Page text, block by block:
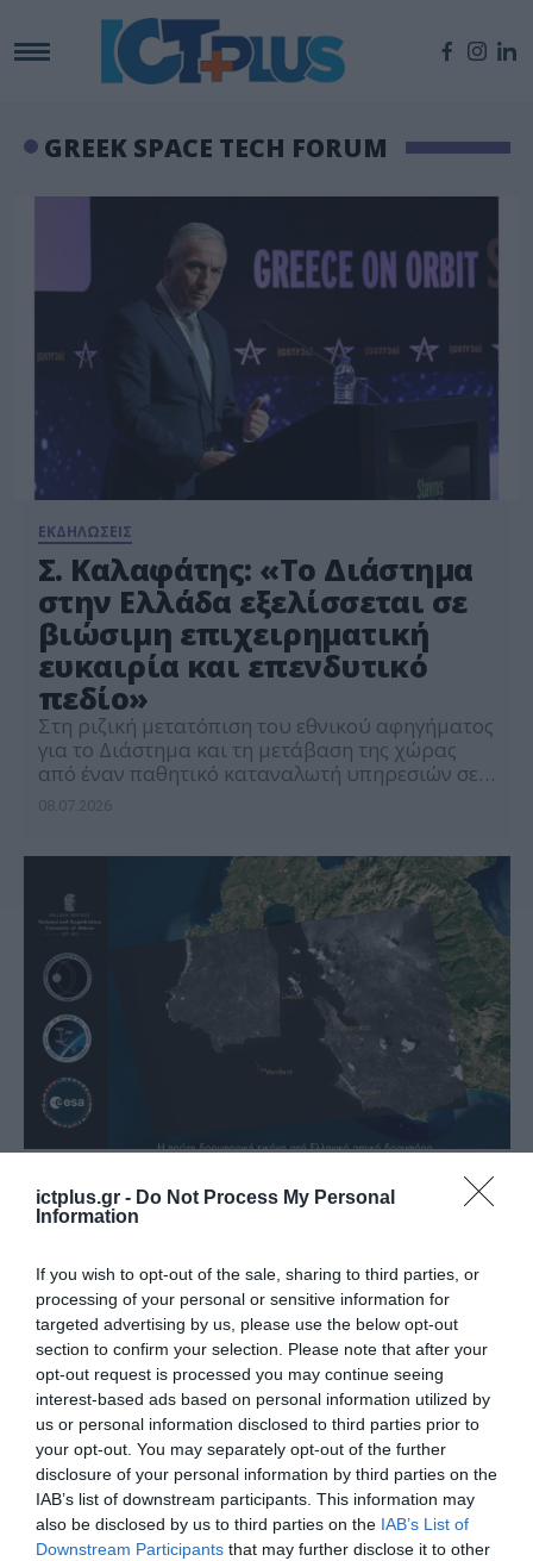
ictplus.gr - Do Not Process My Personal
Information
If you wish to opt-out of the sale, sharing to third parties, or
processing of your personal or sensitive information for
targeted advertising by us, please use the below opt-out
section to confirm your selection. Please note that after your
opt-out request is processed you may continue seeing
interest-based ads based on personal information utilized by
us or personal information disclosed to third parties prior to
your opt-out. You may separately opt-out of the further
disclosure of your personal information by third parties on the
IAB’s list of downstream participants. This information may
also be disclosed by us to third parties on the IAB’s List of
Downstream Participants that may further disclose it to other
GREEK SPACE TECH FORUM
ΕΚΔΗΛΩΣΕΙΣ
Σ. Καλαφάτης: «Το Διάστημα
στην Ελλάδα εξελίσσεται σε
βιώσιμη επιχειρηματική
ευκαιρία και επενδυτικό
πεδίο»
Στη ριζική μετατόπιση του εθνικού αφηγήματος
για το Διάστημα και τη μετάβαση της χώρας
από έναν παθητικό καταναλωτή υπηρεσιών σε
Καινοτομίας, Σταύρος Καλαφάτης, κατά την
κεντρική του ομιλία στο πλαίσιο του 3ου Greek
Space Tech Forum, που πραγματοποιήθηκε
Greek Space Tech Forum 2026: Η
πρώτη εικόνα από τον ελληνικό
δορυφόρο
07.07.2026